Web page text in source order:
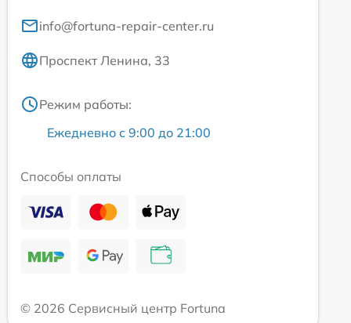
info@fortuna-repair-center.ru
Проспект Ленина, 33
Режим работы:
Ежедневно с 9:00 до 21:00
Способы оплаты
© 2026 Сервисный центр Fortuna